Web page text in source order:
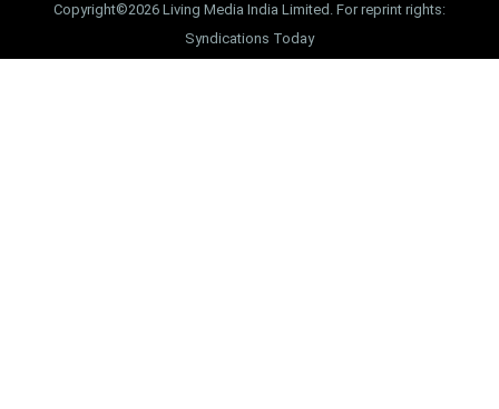
Copyright©2026 Living Media India Limited. For reprint rights:
Syndications Today